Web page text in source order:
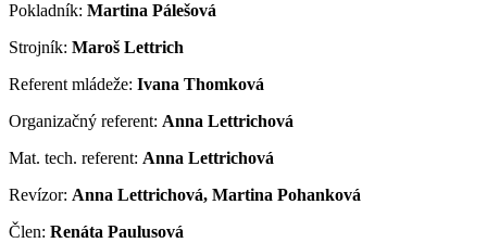
Pokladník: Martina Pálešová
Strojník: Maroš Lettrich
Referent mládeže: Ivana Thomková
Organizačný referent: Anna Lettrichová
Mat. tech. referent: Anna Lettrichová
Revízor: Anna Lettrichová, Martina Pohanková
Člen: Renáta Paulusová